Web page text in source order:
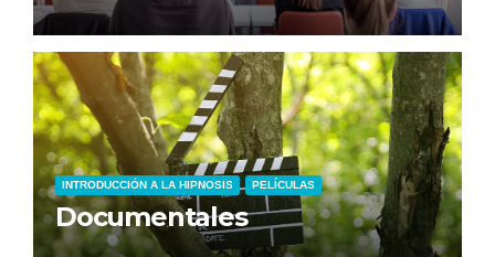
INTRODUCCIÓN A LA HIPNOSIS PELÍCULAS
Documentales